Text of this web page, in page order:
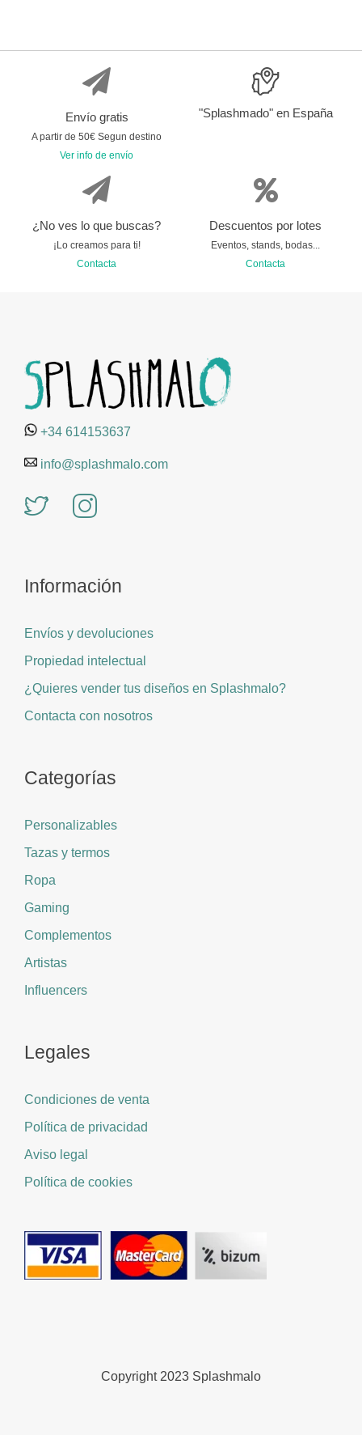
Envío gratis
A partir de 50€ Segun destino
Ver info de envío
"Splashmado" en España
¿No ves lo que buscas?
¡Lo creamos para ti!
Contacta
Descuentos por lotes
Eventos, stands, bodas...
Contacta
+34 614153637
info@splashmalo.com
Información
Envíos y devoluciones
Propiedad intelectual
¿Quieres vender tus diseños en Splashmalo?
Contacta con nosotros
Categorías
Personalizables
Tazas y termos
Ropa
Gaming
Complementos
Artistas
Influencers
Legales
Condiciones de venta
Política de privacidad
Aviso legal
Política de cookies
Copyright 2023 Splashmalo